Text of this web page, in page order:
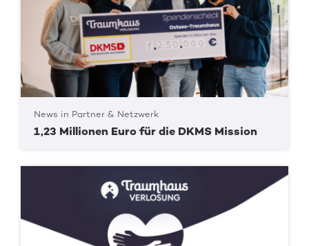
News in Partner & Netzwerk
1,23 Millionen Euro für die DKMS Mission